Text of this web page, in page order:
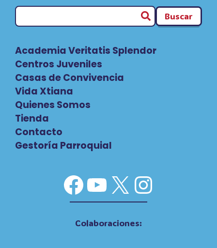
Buscar
Academia Veritatis Splendor
Centros Juveniles
Casas de Convivencia
Vida Xtiana
Quienes Somos
Tienda
Contacto
Gestoría Parroquial
Facebook
YouTube
X
Colaboraciones: